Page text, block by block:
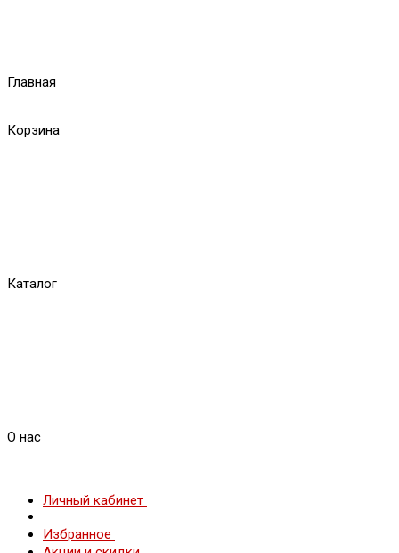
Главная
Корзина
Каталог
О нас
Личный кабинет
Избранное